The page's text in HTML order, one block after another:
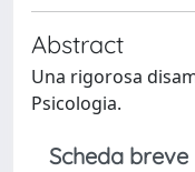
Abstract
Una rigorosa
Psicologia.
Scheda breve